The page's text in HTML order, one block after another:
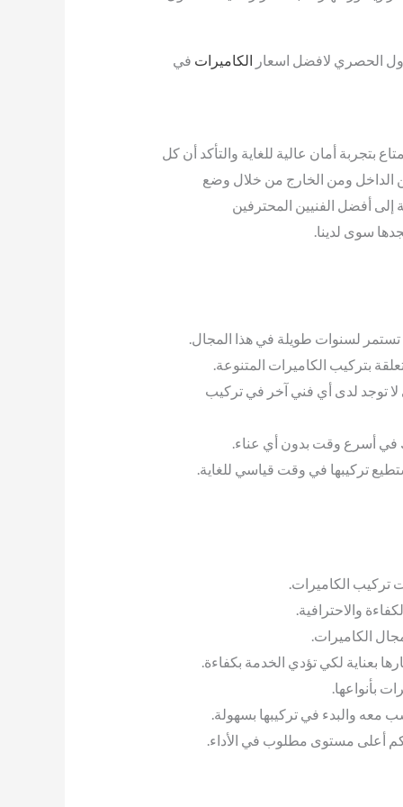
الحصري لافضل اسعار الكاميرات في
بتجربة أمان عالية للغاية والتأكد أن كل
الداخل ومن الخارج من خلال وضع
إلى أفضل الفنيين المحترفين
سوى لدينا.
تستمر لسنوات طويلة في هذا المجال.
بتركيب الكاميرات المتنوعة.
لا توجد لدى أي فني آخر في تركيب
في أسرع وقت بدون أي عناء.
تركيبها في وقت قياسي للغاية.
تركيب الكاميرات.
والاحترافية.
الكاميرات.
بعناية لكي تؤدي الخدمة بكفاءة.
بأنواعها.
معه والبدء في تركيبها بسهولة.
أعلى مستوى مطلوب في الأداء.